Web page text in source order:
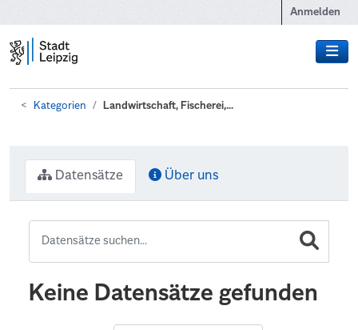
Anmelden
Kategorien Landwirtschaft, Fischerei,...
Datensätze Über uns
Keine Datensätze gefunden